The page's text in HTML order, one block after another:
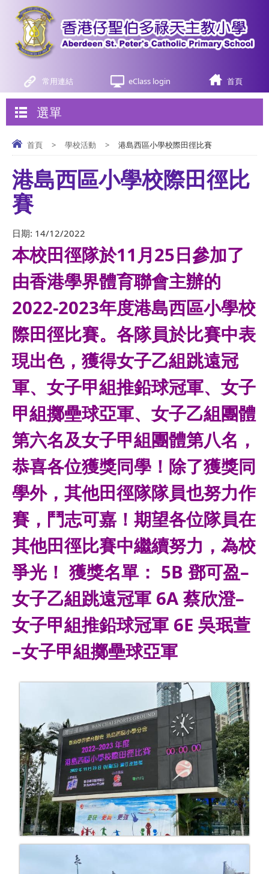
常用連結 eClass login 首頁
選單
首頁 > 學校活動 > 港島西區小學校際田徑比賽
港島西區小學校際田徑比
賽
日期: 14/12/2022
本校田徑隊於11月25日參加了
由香港學界體育聯會主辦的
2022-2023年度港島西區小學校
際田徑比賽。各隊員於比賽中表
現出色，獲得女子乙組跳遠冠
軍、女子甲組推鉛球冠軍、女子
甲組擲壘球亞軍、女子乙組團體
第六名及女子甲組團體第八名，
恭喜各位獲獎同學！除了獲獎同
學外，其他田徑隊隊員也努力作
賽，鬥志可嘉！期望各位隊員在
其他田徑比賽中繼續努力，為校
爭光！ 獲獎名單： 5B 鄧可盈–
女子乙組跳遠冠軍 6A 蔡欣澄–
女子甲組推鉛球冠軍 6E 吳珉萱
–女子甲組擲壘球亞軍